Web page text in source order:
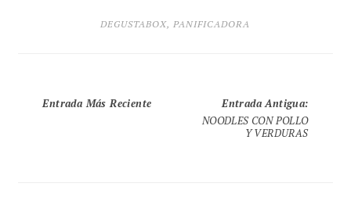
DEGUSTABOX,PANIFICADORA
Entrada Más Reciente Entrada Antigua:
NOODLES CON POLLO
Y VERDURAS